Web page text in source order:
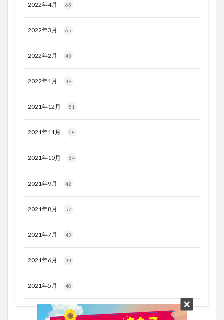
2022年4月 65
2022年3月 65
2022年2月 43
2022年1月 49
2021年12月 51
2021年11月 58
2021年10月 64
2021年9月 42
2021年8月 57
2021年7月 43
2021年6月 44
2021年5月 48